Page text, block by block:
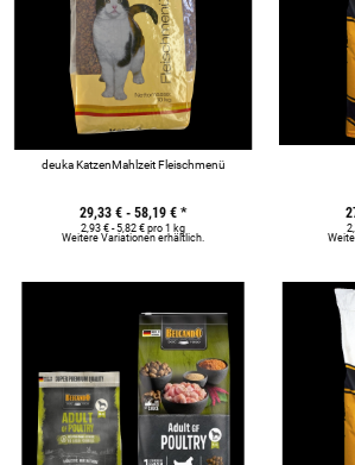
deuka KatzenMahlzeit Fleischmenü
29,33 € - 58,19 € *
2,93 € - 5,82 € pro 1 kg
Weitere Variationen erhältlich.